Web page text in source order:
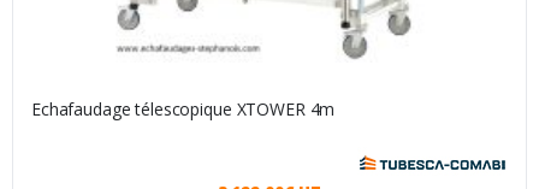
Echafaudage télescopique XTOWER 4m